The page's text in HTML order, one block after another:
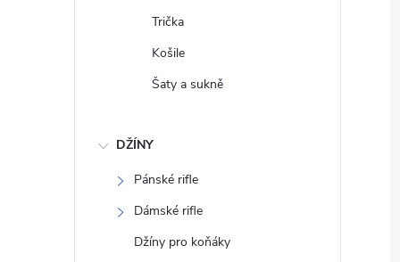
Trička
Košile
Šaty a sukně
DŽÍNY
Pánské rifle
Dámské rifle
Džíny pro koňáky